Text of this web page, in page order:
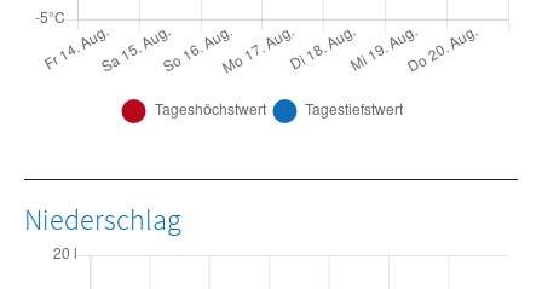
Niederschlag